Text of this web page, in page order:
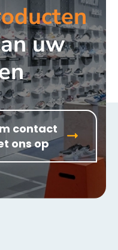
uw
contact
ons op